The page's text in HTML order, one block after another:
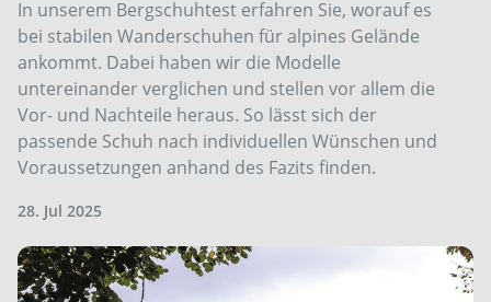
In unserem Bergschuhtest erfahren Sie, worauf es
bei stabilen Wanderschuhen für alpines Gelände
ankommt. Dabei haben wir die Modelle
untereinander verglichen und stellen vor allem die
Vor- und Nachteile heraus. So lässt sich der
passende Schuh nach individuellen Wünschen und
Voraussetzungen anhand des Fazits finden.
28. Jul 2025